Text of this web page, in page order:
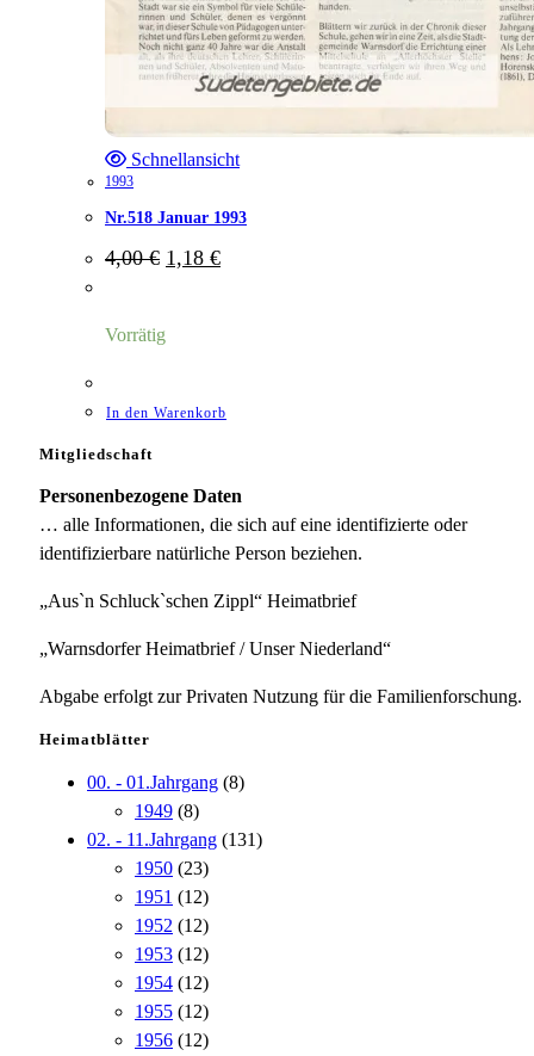
Schnellansicht
1993
Nr.518 Januar 1993
4,00€ Ursprünglicher
Preis
1,18 €Aktueller
Preis
Vorrätig
In den Warenkorb
Mitgliedschaft
Personenbezogene Daten
… alle Informationen, die sich auf eine identifizierte oder
identifizierbare natürliche Person beziehen.
„Aus`n Schluck`schen Zippl“ Heimatbrief
„Warnsdorfer Heimatbrief / Unser Niederland“
Abgabe erfolgt zur Privaten Nutzung für die Familienforschung.
Heimatblätter
00. - 01.Jahrgang (8)
1949 (8)
02. - 11.Jahrgang (131)
1950 (23)
1951 (12)
1952 (12)
1953 (12)
1954 (12)
1955 (12)
1956 (12)